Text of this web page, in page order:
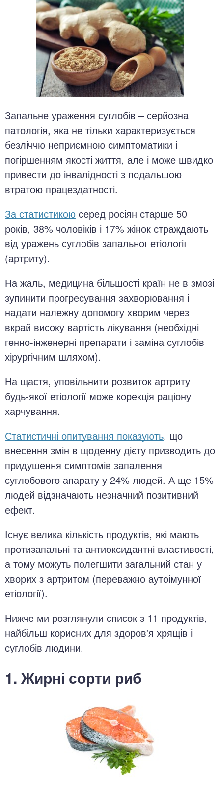
Запальне ураження суглобів – серйозна
патологія, яка не тільки характеризується
безліччю неприємною симптоматики і
погіршенням якості життя, але і може швидко
привести до інвалідності з подальшою
втратою працездатності.
За статистикою серед росіян старше 50
років, 38% чоловіків і 17% жінок страждають
від уражень суглобів запальної етіології
(артриту).
На жаль, медицина більшості країн не в змозі
зупинити прогресування захворювання і
надати належну допомогу хворим через
вкрай високу вартість лікування (необхідні
генно-інженерні препарати і заміна суглобів
хірургічним шляхом).
На щастя, уповільнити розвиток артриту
будь-якої етіології може корекція раціону
харчування.
Статистичні опитування показують, що
внесення змін в щоденну дієту призводить до
придушення симптомів запалення
суглобового апарату у 24% людей. А ще 15%
людей відзначають незначний позитивний
ефект.
Існує велика кількість продуктів, які мають
протизапальні та антиоксидантні властивості,
а тому можуть полегшити загальний стан у
хворих з артритом (переважно аутоімунної
етіології).
Нижче ми розглянули список з 11 продуктів,
найбільш корисних для здоров'я хрящів і
суглобів людини.
1. Жирні сорти риб